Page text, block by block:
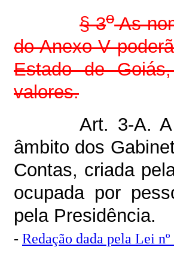
§ 3oAs
do Anexo V
Estado de
valores.
Art. 3-A.
âmbito dos
Contas, criada
ocupada por
pela Presidência.
- Redação dada pela Lei